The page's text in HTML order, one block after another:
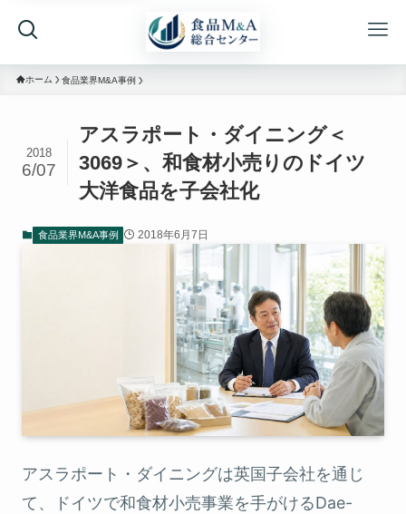
ホーム 食品業界M&A事例
アスラポート・ダイニング＜
3069＞、和食材小売りのドイツ
大洋食品を子会社化
2018
6/07
食品業界M&A事例 2018年6月7日
アスラポート・ダイニングは英国子会社を通じ
て、ドイツで和食材小売事業を手がけるDae-